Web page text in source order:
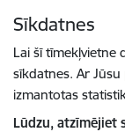
Sīkdatnes
Lai šī tīmekļvietne
sīkdatnes. Ar
izmantotas
Lūdzu, atzīmējiet